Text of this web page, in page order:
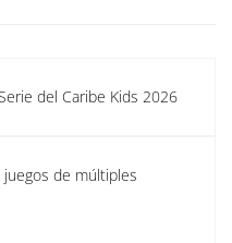
del Caribe Kids 2026
juegos de múltiples